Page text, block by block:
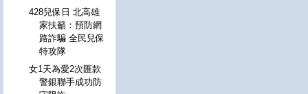
428兒保日 北高雄
家扶籲：預防網
路詐騙 全民兒保
特攻隊
女1天為愛2次匯款
警銀聯手成功防